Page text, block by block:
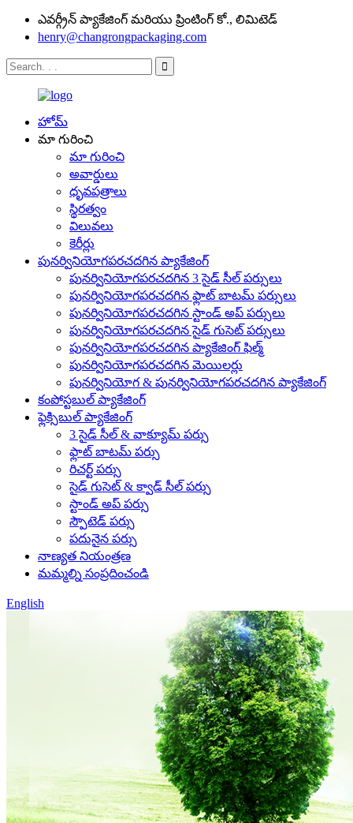
ఎవర్గ్రీన్ ప్యాకేజింగ్ మరియు ప్రింటింగ్ కో., లిమిటెడ్
henry@changrongpackaging.com
హోమ్
మా గురించి
మా గురించి
అవార్డులు
ధృవపత్రాలు
స్థిరత్వం
విలువలు
కెరీర్లు
పునర్వినియోగపరచదగిన ప్యాకేజింగ్
పునర్వినియోగపరచదగిన 3 సైడ్ సీల్ పర్సులు
పునర్వినియోగపరచదగిన ఫ్లాట్ బాటమ్ పర్సులు
పునర్వినియోగపరచదగిన స్టాండ్ అప్ పర్సులు
పునర్వినియోగపరచదగిన సైడ్ గుసెట్ పర్సులు
పునర్వినియోగపరచదగిన ప్యాకేజింగ్ ఫిల్మ్
పునర్వినియోగపరచదగిన మెయిలర్లు
పునర్వినియోగ & పునర్వినియోగపరచదగిన ప్యాకేజింగ్
కంపోస్టబుల్ ప్యాకేజింగ్
ఫ్లెక్సిబుల్ ప్యాకేజింగ్
3 సైడ్ సీల్ & వాక్యూమ్ పర్సు
ఫ్లాట్ బాటమ్ పర్సు
రిచర్ట్ పర్సు
సైడ్ గుసెట్ & క్వాడ్ సీల్ పర్సు
స్టాండ్ అప్ పర్సు
స్పౌటెడ్ పర్సు
పదునైన పర్సు
నాణ్యత నియంత్రణ
మమ్మల్ని సంప్రదించండి
English